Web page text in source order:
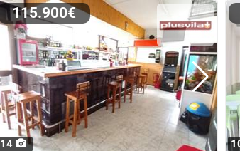
14
115.900€